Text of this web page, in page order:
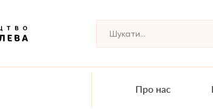
Про нас